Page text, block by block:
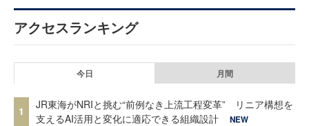
アクセスランキング
今日 月間
1
JR東海がNRIと挑む“前例なき上流工程変革” リニア構想を
支えるAI活用と変化に適応できる組織設計
NEW